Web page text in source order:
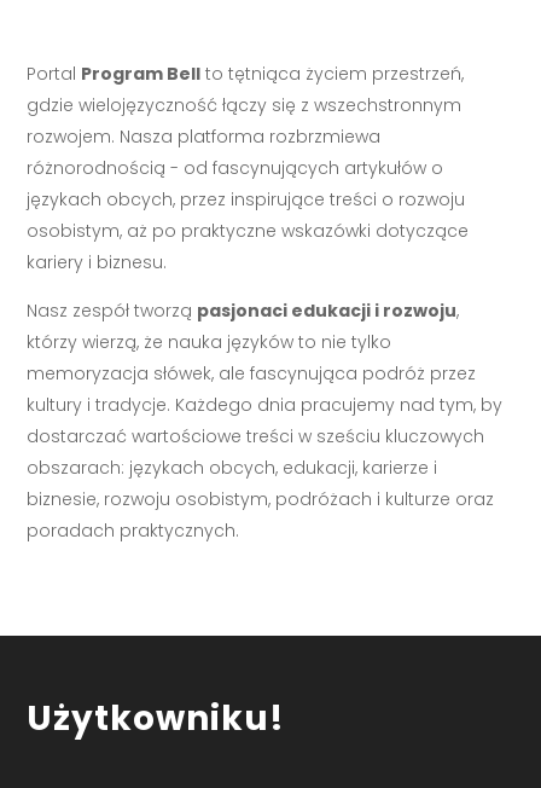
Portal Program Bell to tętniąca życiem przestrzeń,
gdzie wielojęzyczność łączy się z wszechstronnym
rozwojem. Nasza platforma rozbrzmiewa
różnorodnością - od fascynujących artykułów o
językach obcych, przez inspirujące treści o rozwoju
osobistym, aż po praktyczne wskazówki dotyczące
kariery i biznesu.
Nasz zespół tworzą pasjonaci edukacji i rozwoju,
którzy wierzą, że nauka języków to nie tylko
memoryzacja słówek, ale fascynująca podróż przez
kultury i tradycje. Każdego dnia pracujemy nad tym, by
dostarczać wartościowe treści w sześciu kluczowych
obszarach: językach obcych, edukacji, karierze i
biznesie, rozwoju osobistym, podróżach i kulturze oraz
poradach praktycznych.
Użytkowniku!